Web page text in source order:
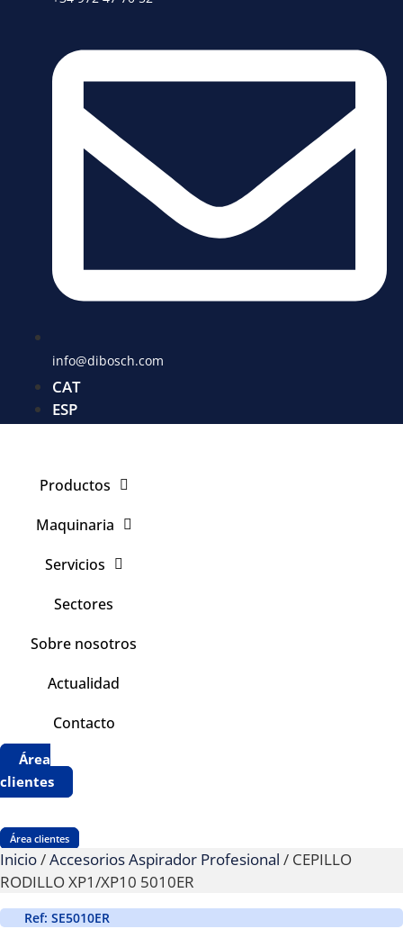
info@dibosch.com
CAT
ESP
Productos
Maquinaria
Servicios
Sectores
Sobre nosotros
Actualidad
Contacto
Área
clientes
Área clientes
Inicio/Accesorios Aspirador Profesional / CEPILLO
RODILLO XP1/XP10 5010ER
Ref: SE5010ER